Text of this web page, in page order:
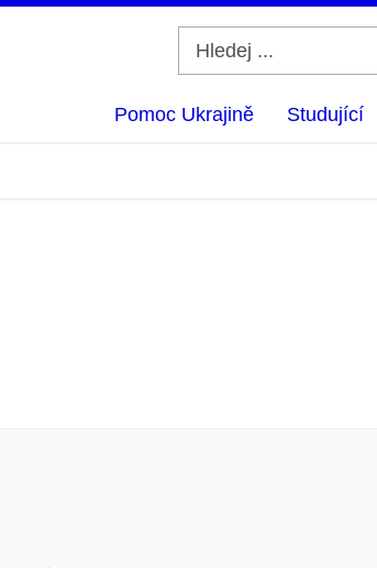
Pomoc Ukrajině Studující